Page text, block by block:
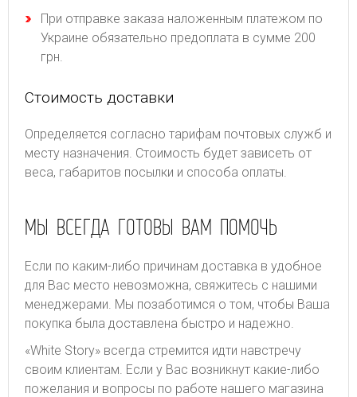
При отправке заказа наложенным платежом по
Украине обязательно предоплата в сумме 200
грн.
Стоимость доставки
Определяется согласно тарифам почтовых служб и
месту назначения. Стоимость будет зависеть от
веса, габаритов посылки и способа оплаты.
МЫ ВСЕГДА ГОТОВЫ ВАМ ПОМОЧЬ
Если по каким-либо причинам доставка в удобное
для Вас место невозможна, свяжитесь с нашими
менеджерами. Мы позаботимся о том, чтобы Ваша
покупка была доставлена быстро и надежно.
«White Story» всегда стремится идти навстречу
своим клиентам. Если у Вас возникнут какие-либо
пожелания и вопросы по работе нашего магазина